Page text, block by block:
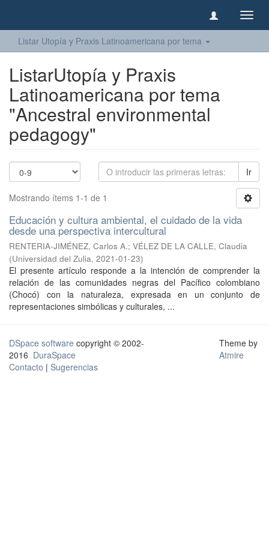
Listar Utopía y Praxis Latinoamericana por tema
ListarUtopía y Praxis
Latinoamericana por tema
"Ancestral environmental
pedagogy"
Ir
Mostrando ítems 1-1 de 1
Educación y cultura ambiental, el cuidado de la vida
desde una perspectiva intercultural
RENTERIA-JIMÉNEZ, Carlos A.; VÉLEZ DE LA CALLE, Claudia
(Universidad del Zulia, 2021-01-23)
El presente artículo responde a la intención de comprender la
relación de las comunidades negras del Pacífico colombiano
(Chocó) con la naturaleza, expresada en un conjunto de
representaciones simbólicas y culturales, ...
DSpace software copyright © 2002-
2016 DuraSpace
Contacto | Sugerencias
Theme by
Atmire